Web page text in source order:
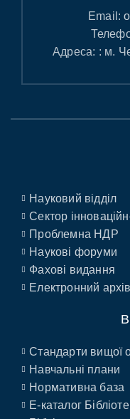
Email:
Адреса: : м.
Науковий відділ
Сектор
Проблемна НДР
Наукові форуми
Фахові видання
Електронний
Стандарти вищої
Навчальні плани
Нормативна база
E-каталог